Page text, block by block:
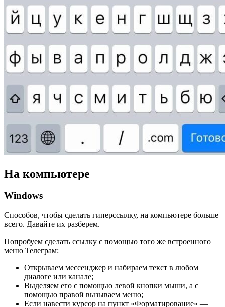
На компьютере
Windows
Способов, чтобы сделать гиперссылку, на компьютере больше
всего. Давайте их разберем.
Попробуем сделать ссылку с помощью того же встроенного
меню Телеграм:
Открываем мессенджер и набираем текст в любом
диалоге или канале;
Выделяем его с помощью левой кнопки мыши, а с
помощью правой вызываем меню;
Если навести курсор на пункт «Форматирование» —